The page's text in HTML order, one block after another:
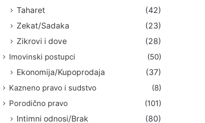
Taharet
(42)
Zekat/Sadaka
(23)
Zikrovi i dove
(28)
Imovinski postupci
(50)
Ekonomija/Kupoprodaja
(37)
Kazneno pravo i sudstvo
(8)
Porodično pravo
(101)
Intimni odnosi/Brak
(80)